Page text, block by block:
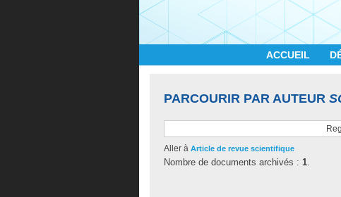
ACCUEIL
PARCOURIR PAR AUTEUR
Aller à Article de revue scientifique
Nombre de documents archivés : 1.